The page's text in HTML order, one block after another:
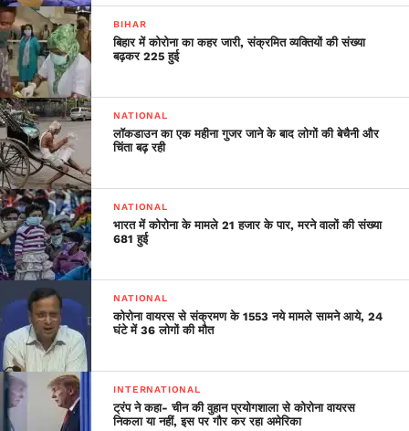
BIHAR
बिहार में कोरोना का कहर जारी, संक्रमित व्यक्तियों की संख्या
बढ़कर 225 हुई
NATIONAL
लॉकडाउन का एक महीना गुजर जाने के बाद लोगों की बेचैनी और
चिंता बढ़ रही
NATIONAL
भारत में कोरोना के मामले 21 हजार के पार, मरने वालों की संख्या
681 हुई
NATIONAL
कोरोना वायरस से संक्रमण के 1553 नये मामले सामने आये, 24
घंटे में 36 लोगों की मौत
INTERNATIONAL
ट्रंप ने कहा- चीन की वुहान प्रयोगशाला से कोरोना वायरस
निकला या नहीं, इस पर गौर कर रहा अमेरिका